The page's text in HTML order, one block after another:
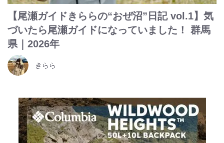
【尾瀬ガイドきららの“おぜ沼”日記 vol.1】気
づいたら尾瀬ガイドになっていました！ 群馬
県｜2026年
きらら